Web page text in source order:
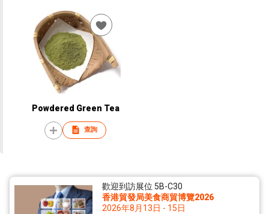
Powdered Green Tea
查詢
歡迎到訪展位 5B-C30
香港貿發局美食商貿博覽2026
2026年8月13日 - 15日